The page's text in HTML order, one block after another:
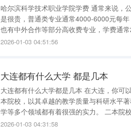
哈尔滨科学技术职业学院学费 通常来说，公办大学由于有国家或地方财政经费支持，学费一般不
是很贵，普通类专业通常4000-6000元每
也有中外合作等部分高收费专业，学费通
筹资金，学费一般较贵，通常本科专业
2026-01-03 04:51:56
大连都有什么大学 都是几本
大连都有什么大学都是几本 在大连，你可
本院校，以其卓越的教学质量与科研水平
学等多个领域都有着很强的实力。 二本院校方面，大连交通大学、大连工业大学、大连民族大
学、大连海洋大学、辽宁师范大学、辽宁
2026-01-03 04:31:58